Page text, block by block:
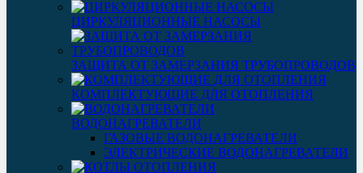
ЦИРКУЛЯЦИОННЫЕ НАСОСЫ
ЗАЩИТА ОТ ЗАМЕРЗАНИЯ ТРУБОПРОВОДОВ
КОМПЛЕКТУЮЩИЕ ДЛЯ ОТОПЛЕНИЯ
ВОДОНАГРЕВАТЕЛИ
ГАЗОВЫЕ ВОДОНАГРЕВАТЕЛИ
ЭЛЕКТРИЧЕСКИЕ ВОДОНАГРЕВАТЕЛИ